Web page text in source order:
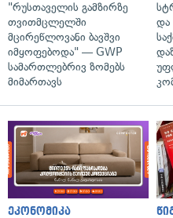
"რუსთაველის გამზირზე
თვითმცლელში
მცირეწლოვანი ბავშვი
იმყოფებოდა" — GWP
სამართლებრივ ზომებს
მიმართავს
და
ეკონომიკა